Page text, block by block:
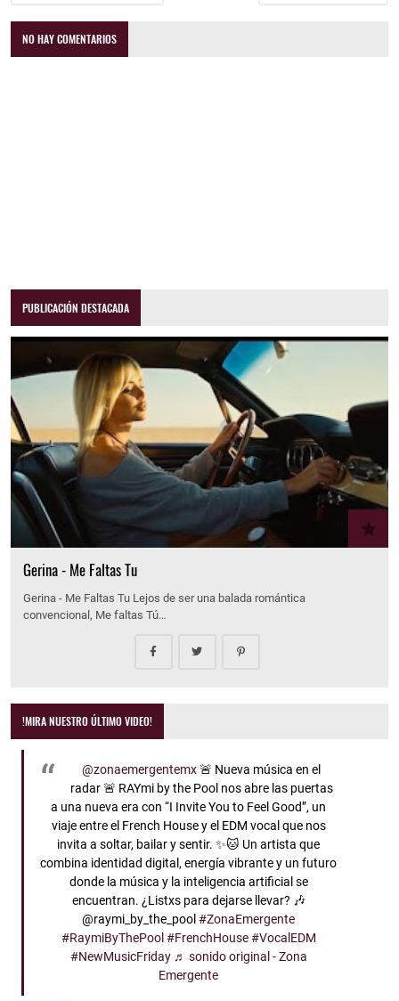
NO HAY COMENTARIOS
PUBLICACIÓN DESTACADA
Gerina - Me Faltas Tu
Gerina - Me Faltas Tu Lejos de ser una balada romántica
convencional, Me faltas Tú…
!MIRA NUESTRO ÚLTIMO VIDEO!
@zonaemergentemx🚨 Nueva música en el
radar 🚨 RAYmi by the Pool nos abre las puertas
a una nueva era con “I Invite You to Feel Good”, un
viaje entre el French House y el EDM vocal que nos
invita a soltar, bailar y sentir. ✨🐱 Un artista que
combina identidad digital, energía vibrante y un futuro
donde la música y la inteligencia artificial se
encuentran. ¿Listxs para dejarse llevar? 🎶
@raymi_by_the_pool#ZonaEmergente
#RaymiByThePool #FrenchHouse #VocalEDM
#NewMusicFriday ♬ sonido original - Zona
Emergente